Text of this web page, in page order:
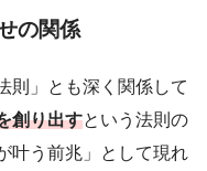
の関係
則」とも深く関係して
創り出すという法則の
叶う前兆」として現れ